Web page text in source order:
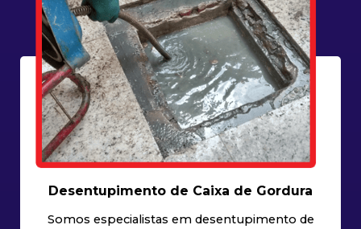
Desentupimento de Caixa de Gordura
Somos especialistas em desentupimento de